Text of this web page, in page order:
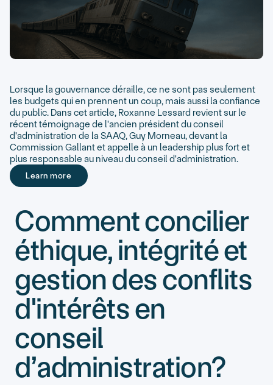
Lorsque la gouvernance déraille, ce ne sont pas seulement
les budgets qui en prennent un coup, mais aussi la confiance
du public. Dans cet article, Roxanne Lessard revient sur le
récent témoignage de l'ancien président du conseil
d'administration de la SAAQ, Guy Morneau, devant la
Commission Gallant et appelle à un leadership plus fort et
plus responsable au niveau du conseil d'administration.
Learn more
Comment concilier
éthique, intégrité et
gestion des conflits
d'intérêts en
conseil
d’administration?